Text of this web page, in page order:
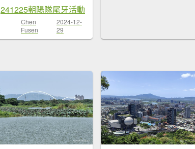
241225朝陽隊尾牙活動
Chen
Fusen
2024-12-
29